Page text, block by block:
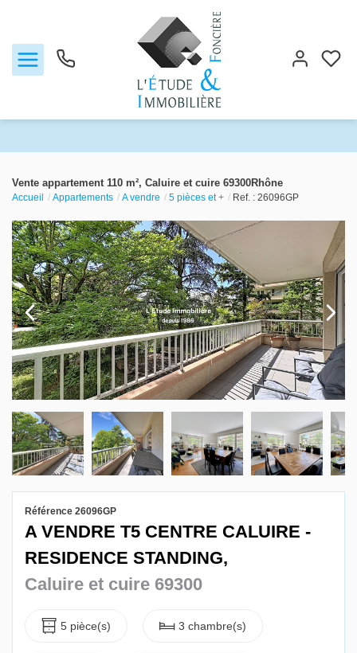
Biens vendus
Locations
Estimation
Gestion locative
Vente appartement 110 m², Caluire et cuire 69300Rhône
Accueil Appartements A vendre 5 pièces et + Ref. : 26096GP
Référence 26096GP
A VENDRE T5 CENTRE CALUIRE -
RESIDENCE STANDING,
Caluire et cuire 69300
5 pièce(s) 3 chambre(s)